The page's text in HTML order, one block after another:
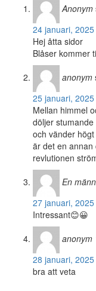
Anonym
24 januari,
Hej åtta sidor
Blåser kommer
anonym
25 januari, 2025
Mellan himmel
döljer
och vänder
är det en
revlutionen
En
27 januari,
Intressant😊😀
anonym
28 januari,
bra att veta